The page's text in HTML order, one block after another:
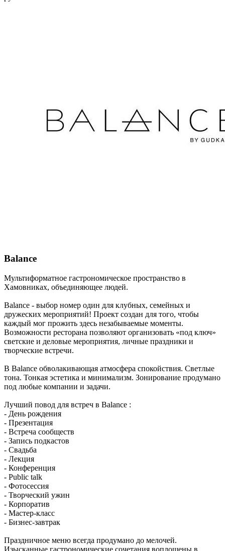
Balance
Мультиформатное гастрономическое пространство в
Хамовниках, объединяющее людей.
Balance - выбор номер один для клубных, семейных и
дружеских мероприятий! Проект создан для того, чтобы
каждый мог прожить здесь незабываемые моменты.
Возможности ресторана позволяют организовать «под ключ»
светские и деловые мероприятия, личные праздники и
творческие встречи.
В Balance обволакивающая атмосфера спокойствия. Светлые
тона. Тонкая эстетика и минимализм. Зонирование продумано
под любые компании и задачи.
Лучший повод для встреч в Balance :
- День рождения
- Презентация
- Встреча сообществ
- Запись подкастов
- Свадьба
- Лекция
- Конференция
- Public talk
- Фотосессия
- Творческий ужин
- Корпоратив
- Мастер-класс
- Бизнес-завтрак
Праздничное меню всегда продумано до мелочей.
Изысканные гастрономические сочетания воплощены в